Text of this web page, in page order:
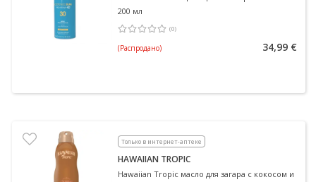
200 мл
(0)
Средняя оценка 0.00
(Распродано) 34,99 €
Только в интернет-аптеке
HAWAIIAN TROPIC
Hawaiian Tropic масло для загара с кокосом и